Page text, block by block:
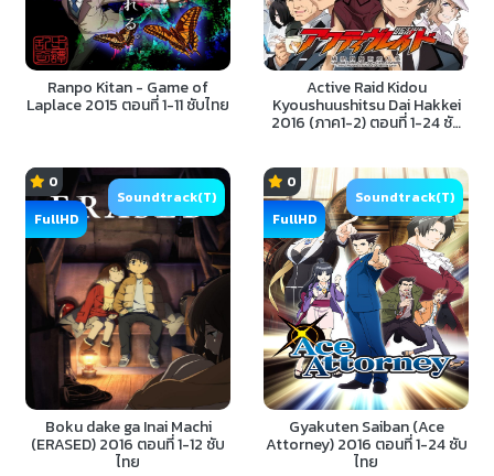
Ranpo Kitan - Game of
Laplace 2015 ตอนที่ 1-11 ซับไทย
Active Raid Kidou
Kyoushuushitsu Dai Hakkei
2016 (ภาค1-2) ตอนที่ 1-24 ซับ
0
FullHD
Soundtrack(T)
Boku dake ga Inai Machi
(ERASED) 2016 ตอนที่ 1-12 ซับ
ไทย
0
FullHD
Soundtrack(T)
Gyakuten Saiban (Ace
Attorney) 2016 ตอนที่ 1-24 ซับ
ไทย